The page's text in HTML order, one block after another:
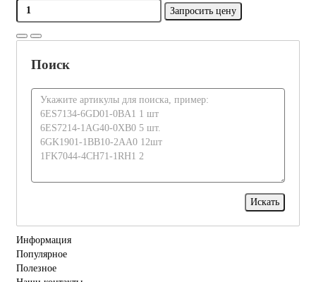
Запросить цену
Поиск
Информация
Популярное
Полезное